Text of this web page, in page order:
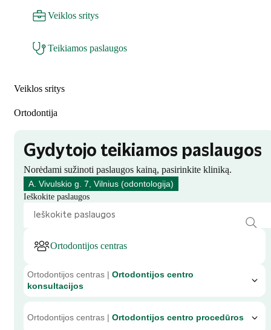
Veiklos sritys
Teikiamos paslaugos
Veiklos sritys
Ortodontija
Gydytojo teikiamos paslaugos
Norėdami sužinoti paslaugos kainą, pasirinkite kliniką.
A. Vivulskio g. 7, Vilnius (odontologija)
Ieškokite paslaugos
Ortodontijos centras
Ortodontijos centras | Ortodontijos centro
konsultacijos
Ortodontijos centras | Ortodontijos centro procedūros